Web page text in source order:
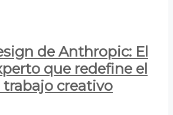
de Anthropic: El
que redefine el
creativo